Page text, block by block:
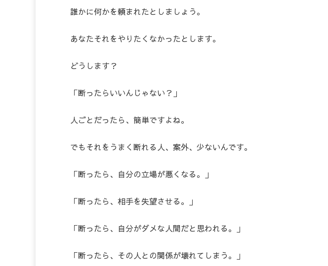
誰かに何かを頼まれたとしましょう。
あなたそれをやりたくなかったとします。
どうします？
「断ったらいいんじゃない？」
人ごとだったら、簡単ですよね。
でもそれをうまく断れる人、案外、少ないんです。
「断ったら、自分の立場が悪くなる。」
「断ったら、相手を失望させる。」
「断ったら、自分がダメな人間だと思われる。」
「断ったら、その人との関係が壊れてしまう。」